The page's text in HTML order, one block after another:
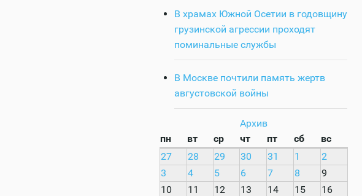
В храмах Южной Осетии в годовщину
грузинской агрессии проходят
поминальные службы
В Москве почтили память жертв
августовской войны
Архив
пн
вт ср чт пт сб
вс
27
28 29 30 31 1
2
3
4 5 6 7 8
9
10
11 12 13 14 15
16